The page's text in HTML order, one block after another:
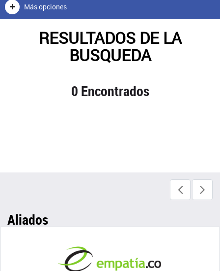
Más opciones
RESULTADOS DE LA
BUSQUEDA
0 Encontrados
Aliados